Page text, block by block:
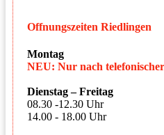
Offnungszeiten Riedlingen
Montag
NEU: Nur nach
Dienstag – Freitag
08.30 -12.30 Uhr
14.00 - 18.00 Uhr